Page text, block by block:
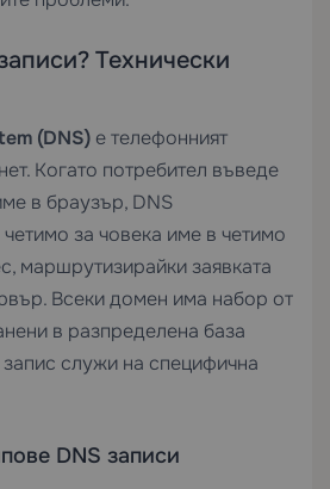
Технически
(DNS) е телефонният
Когато потребител въведе
в браузър, DNS
за човека име в четимо
маршрутизирайки заявката
Всеки домен има набор от
в разпределена база
служи на специфична
DNS записи